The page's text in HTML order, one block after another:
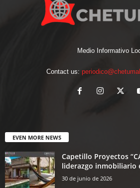
Medio Informativo
Contact us:
EVEN MORE NEWS
Capetillo Proyectos
liderazgo inmobiliario
30 de junio de 2026